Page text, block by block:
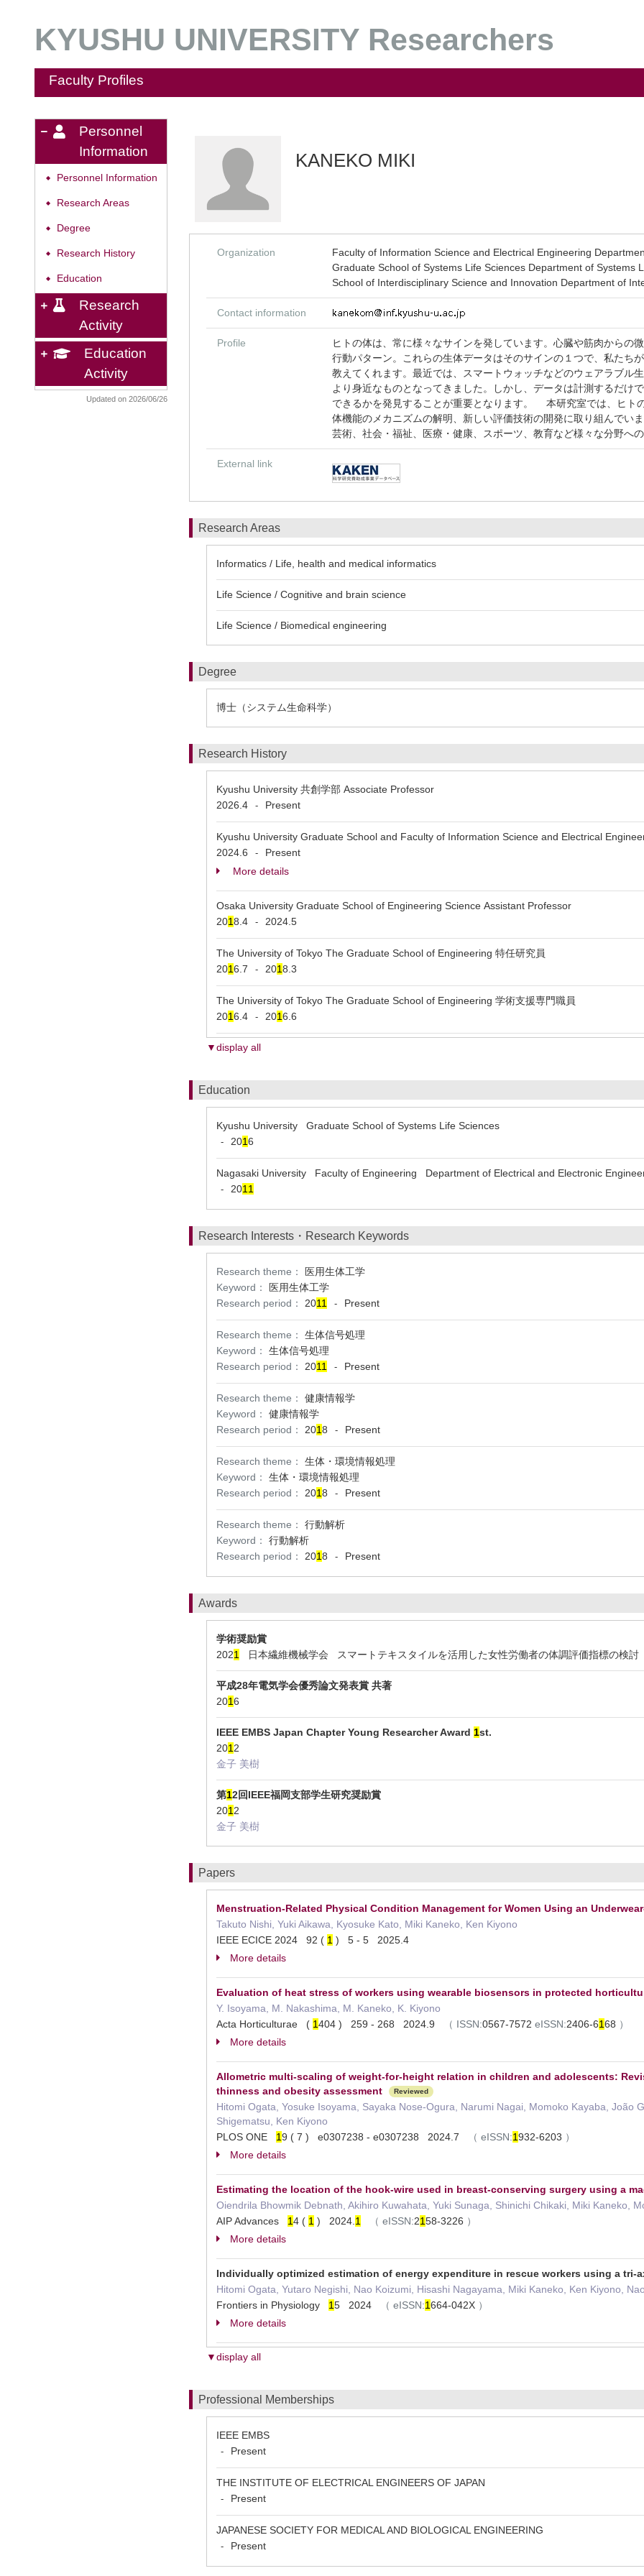
KYUSHU UNIVERSITY Researchers
Faculty Profiles
Personnel
Information
◆ Personnel Information
◆ Research Areas
◆ Degree
◆ Research History
◆ Education
Research
Activity
Education
Activity
Updated on 2026/06/26
KANEKO MIKI
Organization
Faculty of Information Science and Electrical Engineering
Graduate School of Systems Life Sciences Department of Systems
School of Interdisciplinary Science and Innovation Department of
Contact information
Profile
ヒトの体は、常に様々なサインを発しています。心臓や筋肉からの
行動パターン。これらの生体データはそのサインの１つで、私たち
教えてくれます。最近では、スマートウォッチなどのウェアラブル
より身近なものとなってきました。しかし、データは計測するだけ
できるかを発見することが重要となります。 本研究室では、ヒト
体機能のメカニズムの解明、新しい評価技術の開発に取り組んでい
芸術、社会・福祉、医療・健康、スポーツ、教育など様々な分野へ
External link
Research Areas
Informatics / Life, health and medical informatics
Life Science / Cognitive and brain science
Life Science / Biomedical engineering
Degree
博士（システム生命科学）
Research History
Kyushu University 共創学部 Associate Professor
2026.4
- Present
Kyushu University Graduate School and Faculty of Information Science and Electrical
2024.6
-
Present
More details
Osaka University Graduate School of Engineering Science Assistant Professor
2018.4 - 2024.5
The University of Tokyo The Graduate School of Engineering 特任研究員
2016.7 - 2018.3
The University of Tokyo The Graduate School of Engineering 学術支援専門職員
2016.4 - 2016.6
▼display all
Education
Kyushu University Graduate School of Systems Life Sciences
- 2016
Nagasaki University Faculty of Engineering Department of Electrical and Electronic
- 201 1
Research Interests・Research Keywords
Research theme：
医用生体工学
Keyword：
医用生体工学
Research period：
2011 - Present
Research theme：
生体信号処理
Keyword：
生体信号処理
Research period：
2011 - Present
Research theme：
健康情報学
Keyword：
健康情報学
Research period：
2018 - Present
Research theme：
生体・環境情報処理
Keyword：
生体・環境情報処理
Research period：
2018 - Present
Research theme：
行動解析
Keyword：
行動解析
Research period：
2018 - Present
Awards
学術奨励賞
2021 日本繊維機械学会 スマートテキスタイルを活用した女性労働者の体調評価指標の検討
平成28年電気学会優秀論文発表賞 共著
2016
IEEE EMBS Japan Chapter Young Researcher Award 1st.
201 2
金子 美樹
第12回IEEE福岡支部学生研究奨励賞
201 2
金子 美樹
Papers
Menstruation-Related Physical Condition Management for Women Using an
Takuto Nishi, Yuki Aikawa, Kyosuke Kato, Miki Kaneko, Ken Kiyono
IEEE ECICE 2024 92 ( 1 ) 5 - 5 2025.4
More details
Evaluation of heat stress of workers using wearable biosensors in protected
Y. Isoyama, M. Nakashima, M. Kaneko, K. Kiyono
Acta Horticulturae ( 1404 ) 259 - 268 2024.9 （ ISSN:0567-7572 eISSN:2406-6168 ）
More details
Allometric multi-scaling of weight-for-height relation in children and adolescents:
thinness and obesity assessment
Reviewed
Hitomi Ogata, Yosuke Isoyama, Sayaka Nose-Ogura, Narumi Nagai, Momoko Kayaba, João
Shigematsu, Ken Kiyono
PLOS ONE 19 ( 7 ) e0307238 - e0307238 2024.7 （ eISSN:1932-6203 ）
More details
Estimating the location of the hook-wire used in breast-conserving surgery using a
Oiendrila Bhowmik Debnath, Akihiro Kuwahata, Yuki Sunaga, Shinichi Chikaki, Miki Kaneko,
AIP Advances 14 ( 1 ) 2024. 1 （ eISSN:2158-3226 ）
More details
Individually optimized estimation of energy expenditure in rescue workers using a tri-
Hitomi Ogata, Yutaro Negishi, Nao Koizumi, Hisashi Nagayama, Miki Kaneko, Ken Kiyono,
Frontiers in Physiology 15 2024 （ eISSN:1664-042X ）
More details
▼display all
Professional Memberships
IEEE EMBS
- Present
THE INSTITUTE OF ELECTRICAL ENGINEERS OF JAPAN
- Present
JAPANESE SOCIETY FOR MEDICAL AND BIOLOGICAL ENGINEERING
- Present